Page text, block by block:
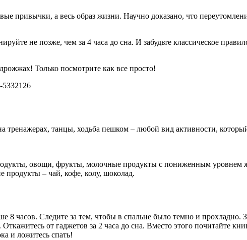
привычки, а весь образ жизни. Научно доказано, что
не позже, чем за 4 часа до сна. И забудьте классическое
Только посмотрите как все просто!
тренажерах, танцы, ходьба пешком – любой вид активности,
овощи, фрукты, молочные продукты с пониженным уровнем
продукты – чай, кофе, колу, шоколад.
8 часов. Следите за тем, чтобы в спальне было темно и
от гаджетов за 2 часа до сна. Вместо этого почитайте
и ложитесь спать!